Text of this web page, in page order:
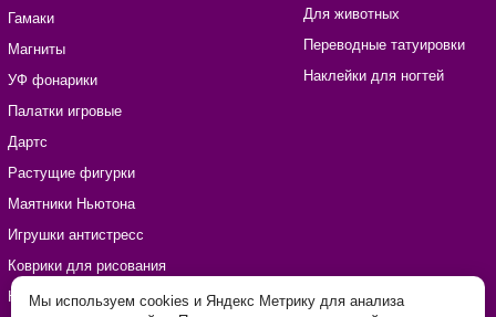
Гамаки
Магниты
УФ фонарики
Палатки игровые
Дартс
Растущие фигурки
Маятники Ньютона
Игрушки антистресс
Коврики для рисования
Наборы для рукоделия
Для животных
Переводные татуировки
Наклейки для ногтей
Мы используем cookies и Яндекс Метрику для анализа